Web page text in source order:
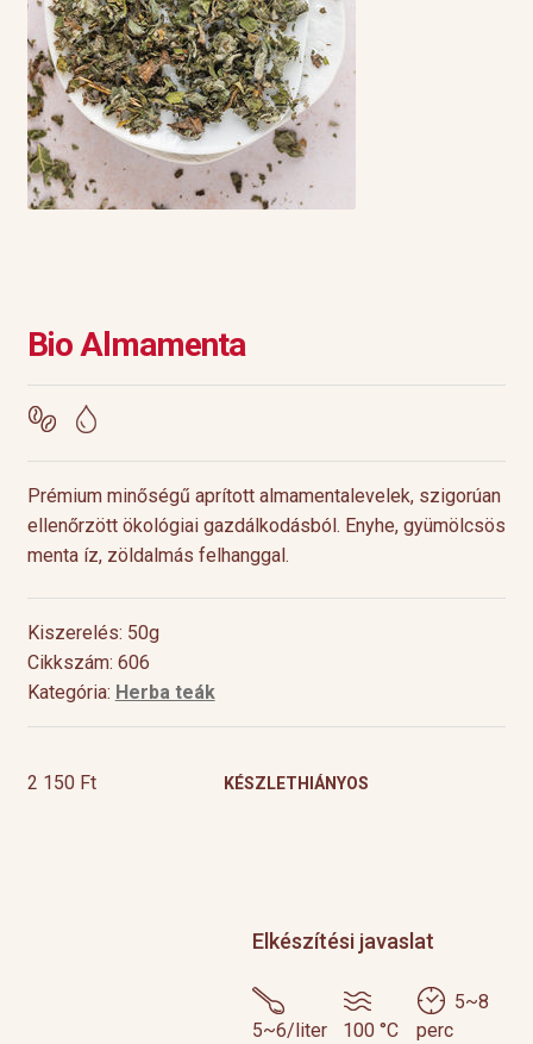
Bio Almamenta
Prémium minőségű aprított almamentalevelek, szigorúan
ellenőrzött ökológiai gazdálkodásból. Enyhe, gyümölcsös
menta íz, zöldalmás felhanggal.
Kiszerelés: 50g
Cikkszám: 606
Kategória: Herba teák
2 150 Ft KÉSZLETHIÁNYOS
Elkészítési javaslat
5~6/liter 100 °C
5~8
perc